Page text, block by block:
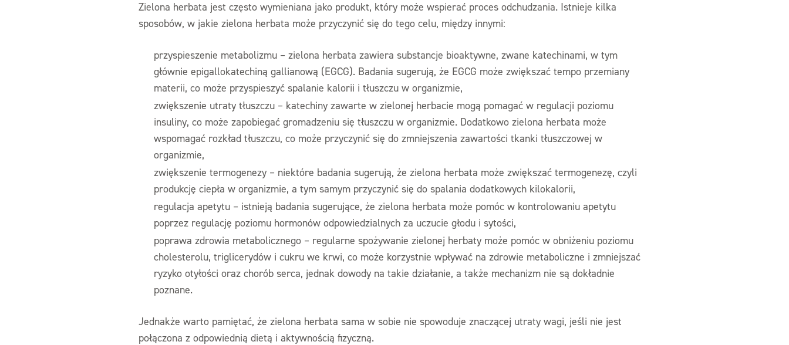
Zielona herbata jest często wymieniana jako produkt, który może wspierać proces odchudzania. Istnieje kilka
sposobów, w jakie zielona herbata może przyczynić się do tego celu, między innymi:
przyspieszenie metabolizmu – zielona herbata zawiera substancje bioaktywne, zwane katechinami, w tym
głównie epigallokatechiną gallianową (EGCG). Badania sugerują, że EGCG może zwiększać tempo przemiany
materii, co może przyspieszyć spalanie kalorii i tłuszczu w organizmie,
zwiększenie utraty tłuszczu – katechiny zawarte w zielonej herbacie mogą pomagać w regulacji poziomu
insuliny, co może zapobiegać gromadzeniu się tłuszczu w organizmie. Dodatkowo zielona herbata może
wspomagać rozkład tłuszczu, co może przyczynić się do zmniejszenia zawartości tkanki tłuszczowej w
organizmie,
zwiększenie termogenezy – niektóre badania sugerują, że zielona herbata może zwiększać termogenezę, czyli
produkcję ciepła w organizmie, a tym samym przyczynić się do spalania dodatkowych kilokalorii,
regulacja apetytu – istnieją badania sugerujące, że zielona herbata może pomóc w kontrolowaniu apetytu
poprzez regulację poziomu hormonów odpowiedzialnych za uczucie głodu i sytości,
poprawa zdrowia metabolicznego – regularne spożywanie zielonej herbaty może pomóc w obniżeniu poziomu
cholesterolu, triglicerydów i cukru we krwi, co może korzystnie wpływać na zdrowie metaboliczne i zmniejszać
ryzyko otyłości oraz chorób serca, jednak dowody na takie działanie, a także mechanizm nie są dokładnie
poznane.
Jednakże warto pamiętać, że zielona herbata sama w sobie nie spowoduje znaczącej utraty wagi, jeśli nie jest
połączona z odpowiednią dietą i aktywnością fizyczną.